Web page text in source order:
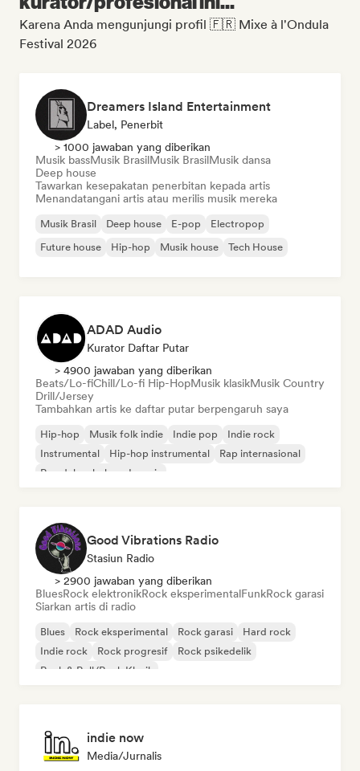
Karena Anda mengunjungi profil 🇫🇷 Mixe à l'Ondula
Festival 2026
Dreamers Island Entertainment
Label, Penerbit
> 1000 jawaban yang diberikan
Musik bassMusik BrasilMusik BrasilMusik dansa
Deep house
Tawarkan kesepakatan penerbitan kepada artis
Menandatangani artis atau merilis musik mereka
Musik Brasil Deep house E-pop
Electropop
Future house
Hip-hop Musik house Tech House
ADAD Audio
Kurator Daftar Putar
> 4900 jawaban yang diberikan
Beats/Lo-fiChill/Lo-fi Hip-HopMusik klasikMusik Country
Drill/Jersey
Tambahkan artis ke daftar putar berpengaruh saya
Hip-hop Musik folk indie Indie pop
Indie rock
Instrumental
Hip-hop instrumental
Rap internasional
Rap dalam bahasa Inggris
Good Vibrations Radio
Stasiun Radio
> 2900 jawaban yang diberikan
BluesRock elektronikRock eksperimentalFunkRock garasi
Siarkan artis di radio
Blues Rock eksperimental Rock garasi
Hard rock
Indie rock
Rock progresif
Rock psikedelik
Rock & Roll/Rock Klasik
indie now
Media/Jurnalis